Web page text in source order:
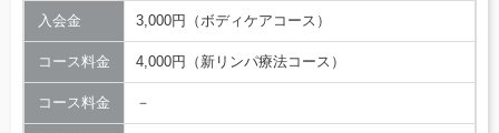
入会金 3,000円（ボディケアコース）
コース料金 4,000円（新リンパ療法コース）
コース料金 －